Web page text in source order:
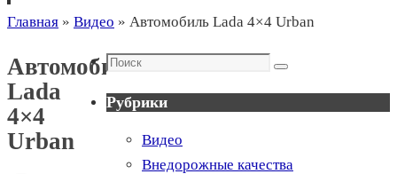
Перейти
содержимому
Главная » Видео » Автомобиль Lada 4×4 Urban
Автомобиль
Lada
4×4
Urban
Поиск
Поиск
Рубрики
Видео
Внедорожные качества